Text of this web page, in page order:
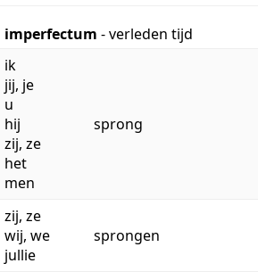
imperfectum - verleden tijd
ik
jij, je
u
hij
zij, ze
het
men
sprong
zij, ze
wij, we
jullie
sprongen